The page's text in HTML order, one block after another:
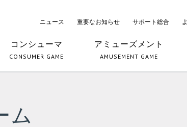
ニュース 重要なお知らせ サポート総合
コンシューマ
CONSUMER GAME
アミューズメント
AMUSEMENT GAME
ム